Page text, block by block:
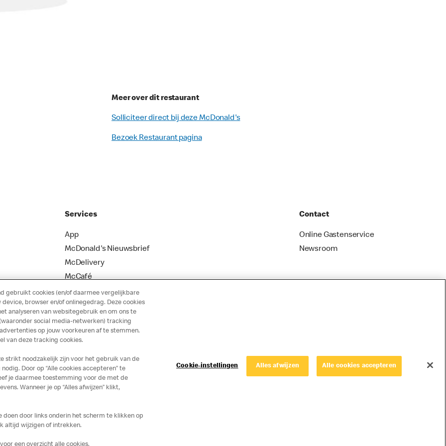
Meer over dit restaurant
Solliciteer direct bij deze McDonald's
Bezoek Restaurant pagina
Services
App
McDonald's Nieuwsbrief
McDelivery
McCafé
Contact
Online Gastenservice
Newsroom
gebruikt cookies (en/of daarmee vergelijkbare
browser en/of onlinegedrag. Deze cookies
analyseren van websitegebruik en om ons te
social media-netwerken) tracking
op jouw voorkeuren af te stemmen.
van deze tracking cookies.
strikt noodzakelijk zijn voor het gebruik van de
Door op “Alle cookies accepteren” te
je daarmee toestemming voor de met de
Wanneer je op “Alles afwijzen” klikt,
door links onderin het scherm te klikken op
altijd wijzigen of intrekken.
Cookie-instellingen Alles afwijzen Alle cookies accepteren